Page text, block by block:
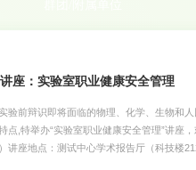
座：实验室职业健康安全管理
验前辩识即将面临的物理、化学、生物和
点,特举办“实验室职业健康安全管理”讲座
讲座地点：测试中心学术报告厅（科技楼